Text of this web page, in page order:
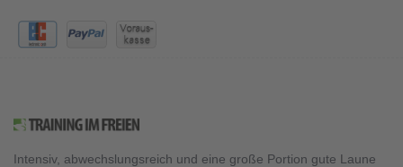
Intensiv, abwechslungsreich und eine große Portion gute Laune